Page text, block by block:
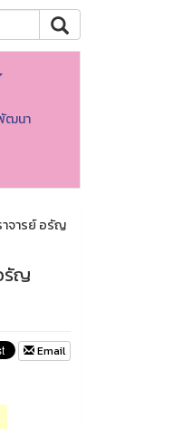
ฒนา
จารย์ อรัญ
รัญ
Email